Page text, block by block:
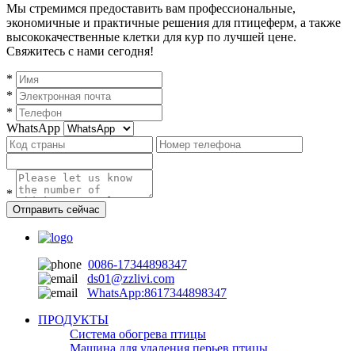
Мы стремимся предоставить вам профессиональные,
экономичные и практичные решения для птицеферм, а также
высококачественные клетки для кур по лучшей цене.
Свяжитесь с нами сегодня!
*
*
*
WhatsApp
*
Отправить сейчас
0086-17344898347
ds01@zzlivi.com
WhatsApp:8617344898347
ПРОДУКТЫ
Система обогрева птицы
Машина для удаления перьев птицы